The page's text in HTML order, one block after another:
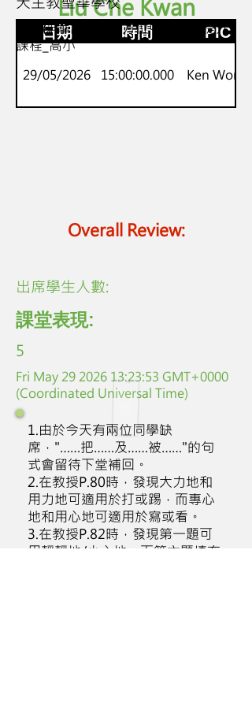
Liu Che Kwan
日期 時間 PIC
29/05/2026 15:00:00.000 Ken Wong
Overall Review:
P.4-6
NCS非華語GBL全方位中文能力提升
課程_高小
​出席學生人數:
課堂表現:
5
Fri May 29 2026 13:23:53 GMT+0000
(Coordinated Universal Time)
1.由於今天有兩位同學缺
席，"……把……及……被……"的句
式會留待下堂補回。
2.在教授P.80時，發現大力地和
用力地可適用於打或踢，而專心
地和用心地可適用於寫或看。
3.在教授P.82時，發現第一題可
用輕輕地/小心地，而第六題填充